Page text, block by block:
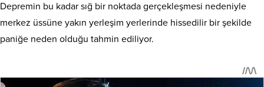
Depremin bu kadar sığ bir noktada gerçekleşmesi nedeniyle
merkez üssüne yakın yerleşim yerlerinde hissedilir bir şekilde
paniğe neden olduğu tahmin ediliyor.